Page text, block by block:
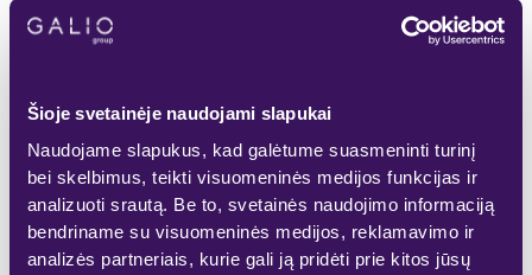
Šioje svetainėje naudojami slapukai
Naudojame slapukus, kad galėtume suasmeninti turinį
bei skelbimus, teikti visuomeninės medijos funkcijas ir
analizuoti srautą. Be to, svetainės naudojimo informaciją
bendriname su visuomeninės medijos, reklamavimo ir
analizės partneriais, kurie gali ją pridėti prie kitos jūsų
jos užpatentuoto KonMari® tvarkymosi
metodo, svarbiausias akcentas yra net ne
susitvarkome namus taip, kad mus suptų
tik daiktai, kurie mus džiugina, kasdienis
tvarkymasis tampa kur kas lengvesnis.
5. Kaip atrodo tvarkymasis pagal